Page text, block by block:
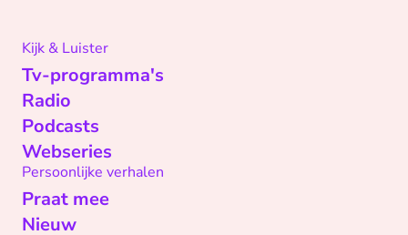
Kijk & Luister
Tv-programma's
Radio
Podcasts
Webseries
Persoonlijke verhalen
Praat mee
Nieuw